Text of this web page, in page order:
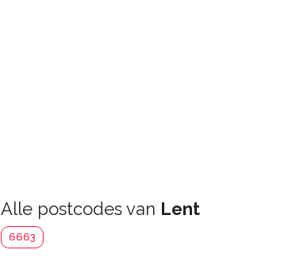
Alle postcodes van Lent
6663